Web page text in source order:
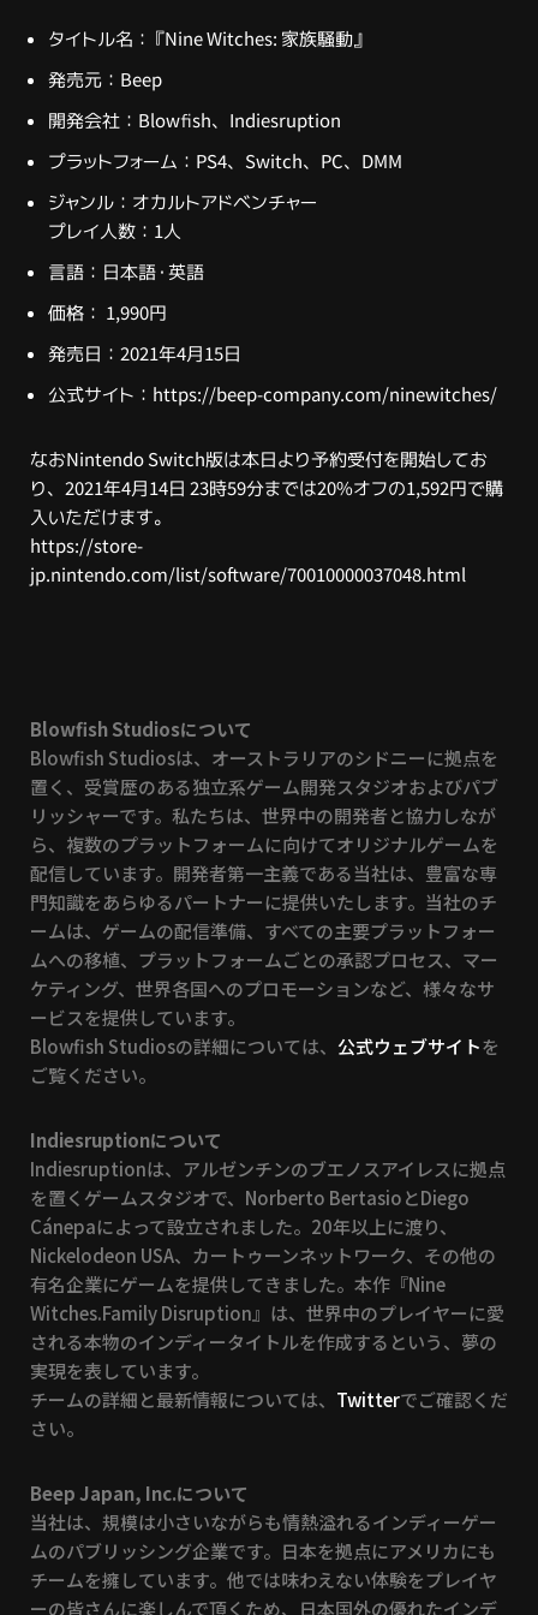
タイトル名：『Nine Witches: 家族騒動』
発売元：Beep
開発会社：Blowfish、Indiesruption
プラットフォーム：PS4、Switch、PC、DMM
ジャンル：オカルトアドベンチャー
プレイ人数：1人
言語：日本語・英語
価格： 1,990円
発売日：2021年4月15日
公式サイト： https://beep-company.com/ninewitches/
なおNintendo Switch版は本日より予約受付を開始してお
り、2021年4月14日 23時59分までは20%オフの1,592円で購
入いただけます。
https://store-
jp.nintendo.com/list/software/70010000037048.html
Blowfish Studiosについて
Blowfish Studiosは、オーストラリアのシドニーに拠点を
置く、受賞歴のある独立系ゲーム開発スタジオおよびパブ
リッシャーです。私たちは、世界中の開発者と協力しなが
ら、複数のプラットフォームに向けてオリジナルゲームを
配信しています。開発者第一主義である当社は、豊富な専
門知識をあらゆるパートナーに提供いたします。当社のチ
ームは、ゲームの配信準備、すべての主要プラットフォー
ムへの移植、プラットフォームごとの承認プロセス、マー
ケティング、世界各国へのプロモーションなど、様々なサ
ービスを提供しています。
Blowfish Studiosの詳細については、 公式ウェブサイトを
ご覧ください。
Indiesruptionについて
Indiesruptionは、アルゼンチンのブエノスアイレスに拠点
を置くゲームスタジオで、Norberto BertasioとDiego
Cánepaによって設立されました。20年以上に渡り、
Nickelodeon USA、カートゥーンネットワーク、その他の
有名企業にゲームを提供してきました。本作『Nine
Witches.Family Disruption』は、世界中のプレイヤーに愛
される本物のインディータイトルを作成するという、夢の
実現を表しています。
チームの詳細と最新情報については、 Twitterでご確認くだ
さい。
Beep Japan, Inc.について
当社は、規模は小さいながらも情熱溢れるインディーゲー
ムのパブリッシング企業です。日本を拠点にアメリカにも
チームを擁しています。他では味わえない体験をプレイヤ
ーの皆さんに楽しんで頂くため、日本国外の優れたインデ